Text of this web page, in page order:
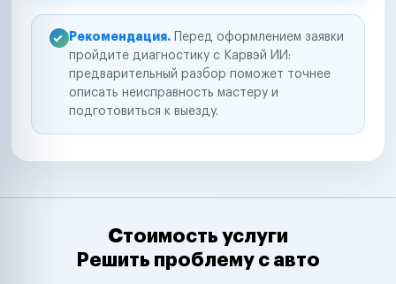
Рекомендация. Перед оформлением заявки
пройдите диагностику с Карвэй ИИ:
предварительный разбор поможет точнее
описать неисправность мастеру и
подготовиться к выезду.
Стоимость услуги
Решить проблему с авто